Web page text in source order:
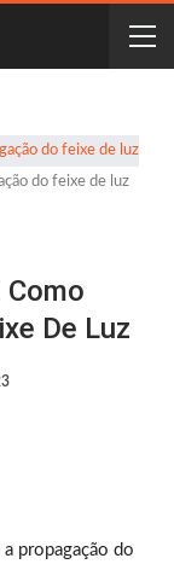
do feixe de luz
Como
De Luz
propagação do